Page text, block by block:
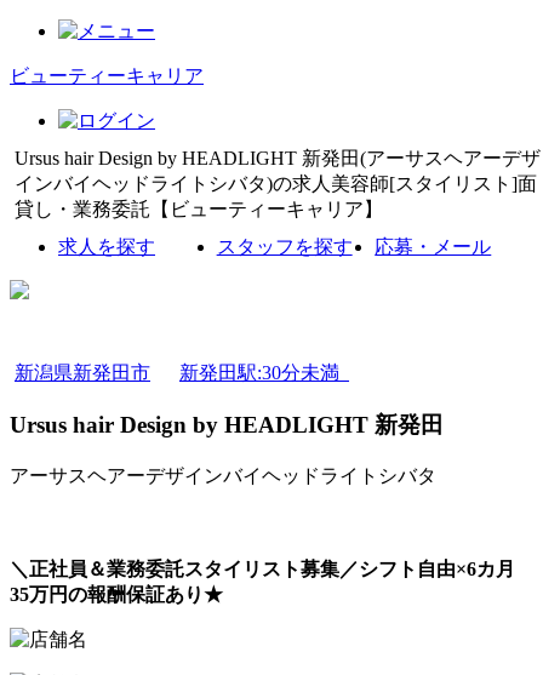
ビューティーキャリア
Ursus hair Design by HEADLIGHT 新発田(アーサスヘアーデザ
インバイヘッドライトシバタ)の求人美容師[スタイリスト]面
貸し・業務委託【ビューティーキャリア】
求人を探す
スタッフを探す 応募・メール
新潟県新発田市 新発田駅:30分未満
Ursus hair Design by HEADLIGHT 新発田
アーサスヘアーデザインバイヘッドライトシバタ
＼正社員＆業務委託スタイリスト募集／シフト自由×6カ月
35万円の報酬保証あり★